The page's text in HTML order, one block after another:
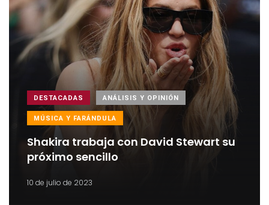
DESTACADAS ANÁLISIS Y OPINIÓN
MÚSICA Y FARÁNDULA
Shakira trabaja con David Stewart su
próximo sencillo
10 de julio de 2023